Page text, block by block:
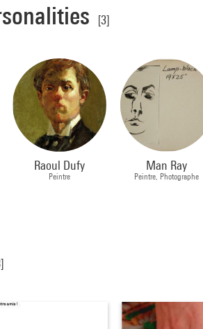
[3]
Raoul Dufy
Peintre
Man Ray
Peintre, Photographe